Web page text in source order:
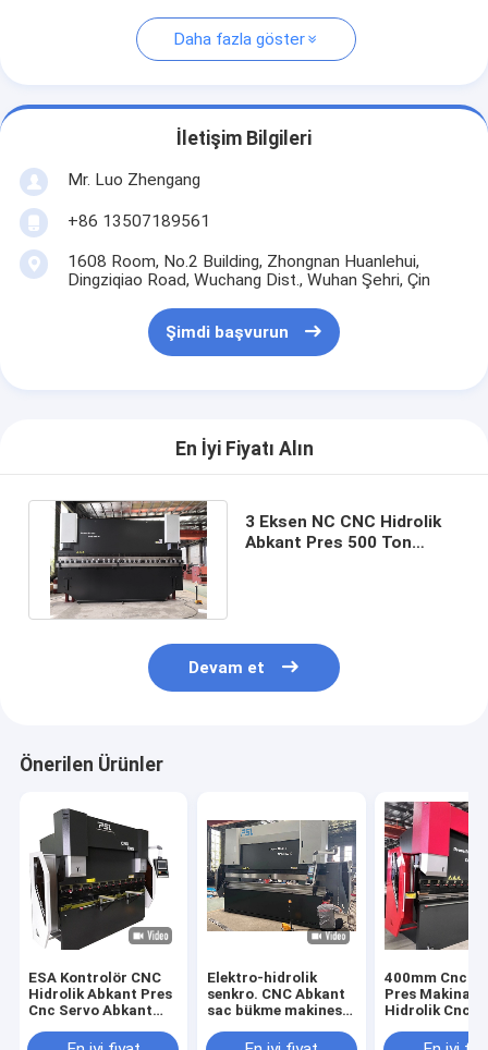
Daha fazla göster
İletişim Bilgileri
Mr. Luo Zhengang
+86 13507189561
1608 Room, No.2 Building, Zhongnan Huanlehui,
Dingziqiao Road, Wuchang Dist., Wuhan Şehri, Çin
Şimdi başvurun
En İyi Fiyatı Alın
3 Eksen NC CNC Hidrolik
Abkant Pres 500 Ton
Devam et
Önerilen Ürünler
ESA Kontrolör CNC
Hidrolik Abkant Pres
Cnc Servo Abkant
Elektro-hidrolik
senkro. CNC Abkant
sac bükme makinesi
400mm Cnc
Pres Makinası
Hidrolik Cnc